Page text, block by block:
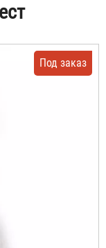
Под заказ